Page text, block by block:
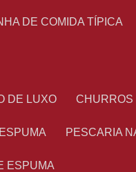
DE COMIDA TÍPICA
DE LUXO
PESCARIA
ESPUMA